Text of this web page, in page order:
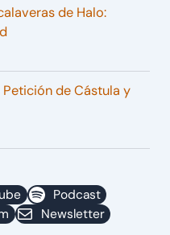
de Halo:
de Cástula y
Podcast
Newsletter